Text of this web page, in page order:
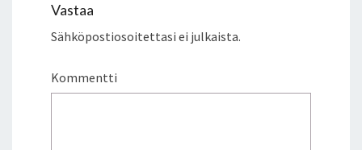
Vastaa
Sähköpostiosoitettasi ei julkaista.
Kommentti